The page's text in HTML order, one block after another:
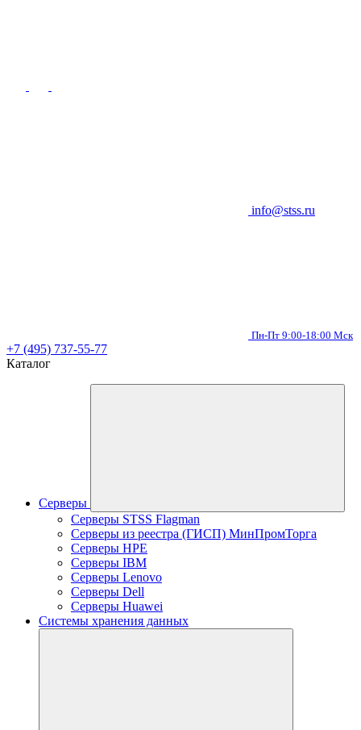
info@stss.ru
Пн-Пт 9:00-18:00 Мск
+7 (495) 737-55-77
Каталог
Серверы
Серверы STSS Flagman
Серверы из реестра (ГИСП) МинПромТорга
Серверы HPE
Серверы IBM
Серверы Lenovo
Серверы Dell
Серверы Huawei
Системы хранения данных